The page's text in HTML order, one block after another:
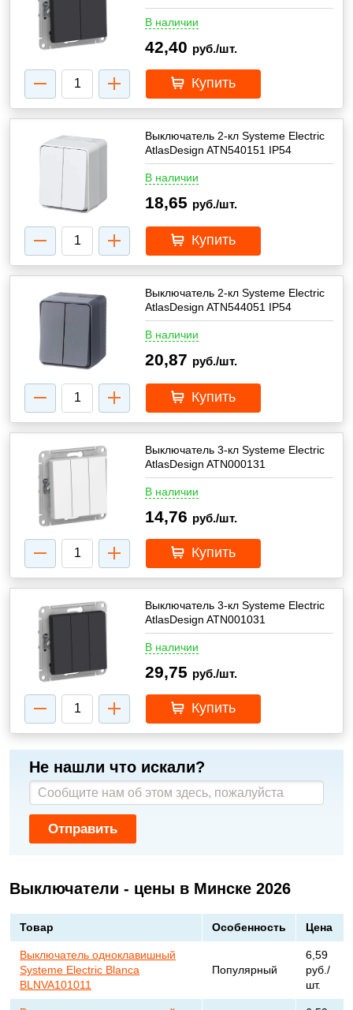
В наличии
42,40 руб./шт.
Купить
Выключатель 2-кл Systeme Electric
AtlasDesign ATN540151 IP54
В наличии
18,65 руб./шт.
Купить
Выключатель 2-кл Systeme Electric
AtlasDesign ATN544051 IP54
В наличии
20,87 руб./шт.
Купить
Выключатель 3-кл Systeme Electric
AtlasDesign ATN000131
В наличии
14,76 руб./шт.
Купить
Выключатель 3-кл Systeme Electric
AtlasDesign ATN001031
В наличии
29,75 руб./шт.
Купить
Не нашли что искали?
Отправить
Выключатели - цены в Минске 2026
Товар Особенность Цена
Выключатель одноклавишный
Systeme Electric Blanca
BLNVA101011
Популярный
6,59
руб./
шт.